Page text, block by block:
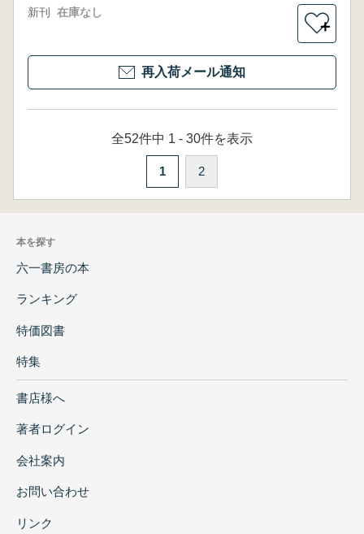
新刊 在庫なし
＋
再入荷メール通知
全52件中 1 - 30件を表示
1 2
本を探す
六一書房の本
ランキング
特価図書
特集
書店様へ
著者ログイン
会社案内
お問い合わせ
リンク